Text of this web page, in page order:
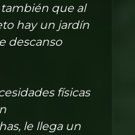
también que al
hay un jardín
descanso
físicas
le llega un